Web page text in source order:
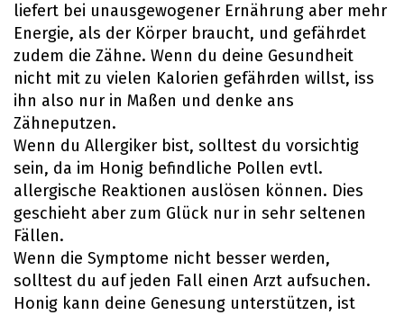
liefert bei unausgewogener Ernährung aber mehr
Energie, als der Körper braucht, und gefährdet
zudem die Zähne. Wenn du deine Gesundheit
nicht mit zu vielen Kalorien gefährden willst, iss
ihn also nur in Maßen und denke ans
Zähneputzen.
Wenn du Allergiker bist, solltest du vorsichtig
sein, da im Honig befindliche Pollen evtl.
allergische Reaktionen auslösen können. Dies
geschieht aber zum Glück nur in sehr seltenen
Fällen.
Wenn die Symptome nicht besser werden,
solltest du auf jeden Fall einen Arzt aufsuchen.
Honig kann deine Genesung unterstützen, ist